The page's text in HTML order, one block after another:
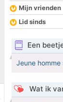
Mijn vrienden
Lid sinds
Een
Jeune
Wat ik